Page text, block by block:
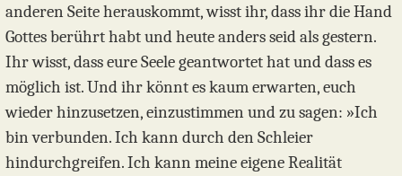
anderen Seite herauskommt, wisst ihr, dass ihr die Hand
Gottes berührt habt und heute anders seid als gestern.
Ihr wisst, dass eure Seele geantwortet hat und dass es
möglich ist. Und ihr könnt es kaum erwarten, euch
wieder hinzusetzen, einzustimmen und zu sagen: »Ich
bin verbunden. Ich kann durch den Schleier
hindurchgreifen. Ich kann meine eigene Realität